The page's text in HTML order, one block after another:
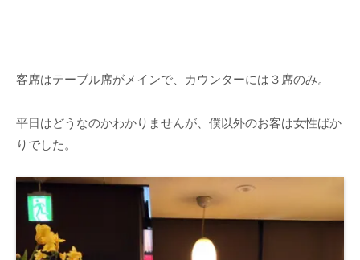
客席はテーブル席がメインで、カウンターには３席のみ。
平日はどうなのかわかりませんが、僕以外のお客は女性ばか
りでした。